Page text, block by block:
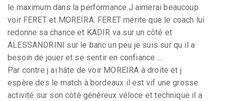
le maximum dans la performance.J aimerai beaucoup
voir FERET et MOREIRA. FERET mérite que le coach lui
redonne sa chance et KADIR va sur un côté et
ALESSANDRINI sur le banc un peu je suis sur qu il a
besoin de jouer et se sentir en confiance ....
Par contre j ai hâte de voir MOREIRA à droite et j
espère des le match à bordeaux il est vif une grosse
activité sur son côté généreux véloce et technique il a